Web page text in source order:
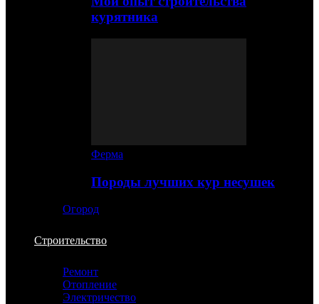
курятника
Ферма
Породы лучших кур несушек
Огород
Строительство
Ремонт
Отопление
Электричество